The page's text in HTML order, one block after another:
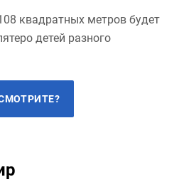
квадратных метров будет
детей разного